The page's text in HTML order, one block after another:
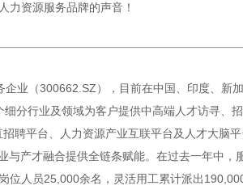
力资源服务品牌的声音！
业（300662.SZ），目前在中国、印度、新
分行业及领域为客户提供中高端人才访寻、招
聘平台、人力资源产业互联平台及人才大脑
产才融合提供全链条赋能。在过去一年中，
位人员25,000余名，灵活用工累计派出